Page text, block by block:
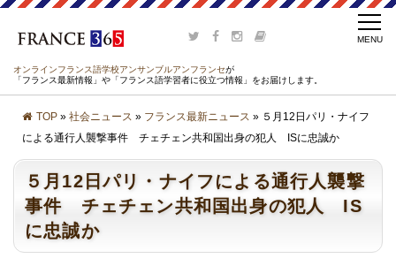
オンラインフランス語学校アンサンブルアンフランセが
「フランス最新情報」や「フランス語学習者に役立つ情報」をお届けします。
TOP » 社会ニュース » フランス最新ニュース » ５月12日パリ・ナイフ
による通行人襲撃事件 チェチェン共和国出身の犯人 ISに忠誠か
５月12日パリ・ナイフによる通行人襲撃
事件 チェチェン共和国出身の犯人 IS
に忠誠か